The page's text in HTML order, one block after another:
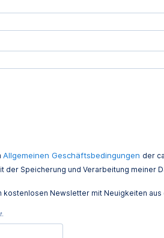
Allgemeinen Geschäftsbedingungen der
der Speicherung und Verarbeitung meiner
kostenlosen Newsletter mit Neuigkeiten